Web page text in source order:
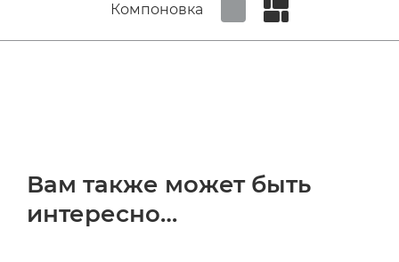
Компоновка
Вам также может быть
интересно…